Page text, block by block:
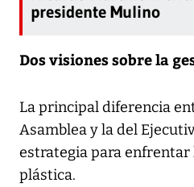
presidente Mulino
Dos visiones sobre la
La principal diferencia
Asamblea y la del
estrategia para
plástica.